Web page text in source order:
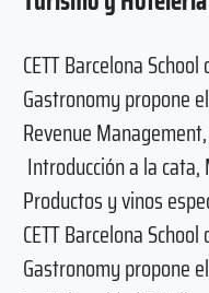
CETT Barcelona
Gastronomy propone
Revenue
Introducción a la
Productos y vinos
CETT Barcelona
Gastronomy propone